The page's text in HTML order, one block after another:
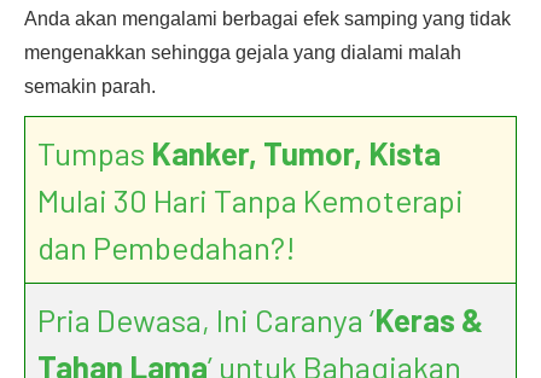
Anda akan mengalami berbagai efek samping yang tidak
mengenakkan sehingga gejala yang dialami malah
semakin parah.
Tumpas Kanker, Tumor, Kista
Mulai 30 Hari Tanpa Kemoterapi
dan Pembedahan?!
Pria Dewasa, Ini Caranya ‘Keras &
Tahan Lama’ untuk Bahagiakan